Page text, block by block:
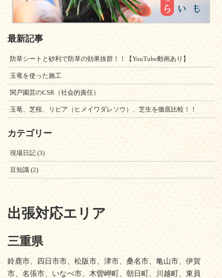
最新記事
防草シートと砂利で防草の効果抜群！！【YouTube動画あり】
玉竜を使った施工
関戸園芸のCSR（社会的責任）
玉竜、芝桜、リピア（ヒメイワダレソウ）、芝生を徹底比較！！
カテゴリー
現場日記(3)
豆知識 (2)
出張対応エリア
三重県
鈴鹿市、四日市市、松阪市、津市、桑名市、亀山市、伊賀
市、名張市、いなべ市、木曽岬町、朝日町、川越町、東員